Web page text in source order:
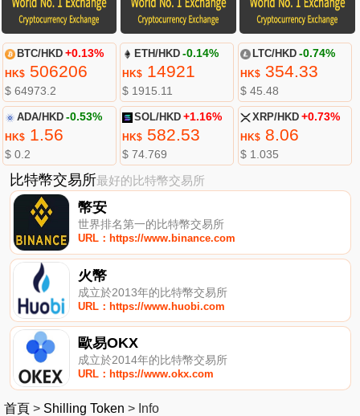
BTC/HKD +0.13%
HK$506206
$ 64973.2
ETH/HKD -0.14%
HK$ 14921
$ 1915.11
LTC/HKD -0.74%
HK$354.33
$ 45.48
ADA/HKD -0.53%
HK$1.56
$ 0.2
SOL/HKD +1.16%
HK$ 582.53
$ 74.769
XRP/HKD +0.73%
HK$8.06
$ 1.035
比特幣交易所最好的比特幣交易所
幣安
世界排名第一的比特幣交易所
URL：https://www.binance.com
火幣
成立於2013年的比特幣交易所
URL：https://www.huobi.com
歐易OKX
成立於2014年的比特幣交易所
URL：https://www.okx.com
首頁 > Shilling Token > Info